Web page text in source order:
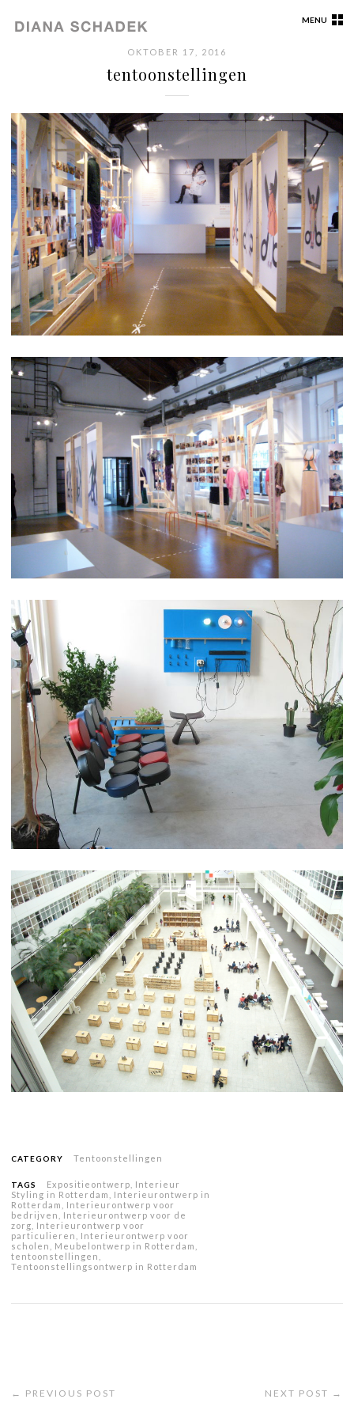
MENU
OKTOBER 17, 2016
tentoonstellingen
CATEGORY Tentoonstellingen
TAGS Expositieontwerp
Interieur
Styling in Rotterdam
Interieurontwerp in
Rotterdam
Interieurontwerp voor
bedrijven
Interieurontwerp voor de
zorg
Interieurontwerp voor
particulieren
Interieurontwerp voor
scholen
Meubelontwerp in Rotterdam
tentoonstellingen
Tentoonstellingsontwerp in Rotterdam
NEXT POST →
← PREVIOUS POST